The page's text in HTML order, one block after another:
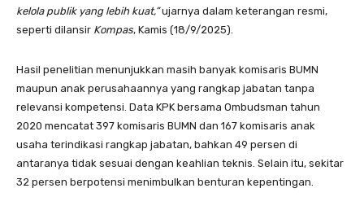
kelola publik yang lebih kuat,”ujarnya dalam keterangan resmi,
seperti dilansir Kompas, Kamis (18/9/2025).
Hasil penelitian menunjukkan masih banyak komisaris BUMN
maupun anak perusahaannya yang rangkap jabatan tanpa
relevansi kompetensi. Data KPK bersama Ombudsman tahun
2020 mencatat 397 komisaris BUMN dan 167 komisaris anak
usaha terindikasi rangkap jabatan, bahkan 49 persen di
antaranya tidak sesuai dengan keahlian teknis. Selain itu, sekitar
32 persen berpotensi menimbulkan benturan kepentingan.